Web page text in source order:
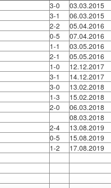
3-0
03.03.2015
3-1
06.03.2015
2-2
05.04.2016
0-5
07.04.2016
1-1
03.05.2016
2-1
05.05.2016
1-0
12.12.2017
3-1
14.12.2017
3-0
13.02.2018
1-3
15.02.2018
2-0
06.03.2018
08.03.2018
2-4
13.08.2019
0-5
15.08.2019
1-2 17.08.2019